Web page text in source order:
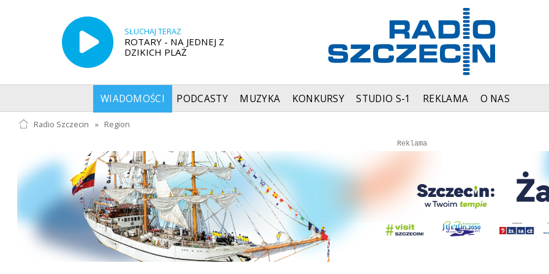
SŁUCHAJ TERAZ
ROTARY - NA JEDNEJ Z
DZIKICH PLAŻ
WIADOMOŚCI PODCASTY MUZYKA KONKURSY STUDIO S-1 REKLAMA O NAS
Radio Szczecin » Region
Autopromocja
Reklama
Autopromocja